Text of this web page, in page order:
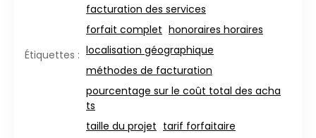
Étiquettes :
facturation des services
forfait complet honoraires horaires
localisation géographique
méthodes de facturation
pourcentage sur le coût total des acha
ts
taille du projet tarif forfaitaire